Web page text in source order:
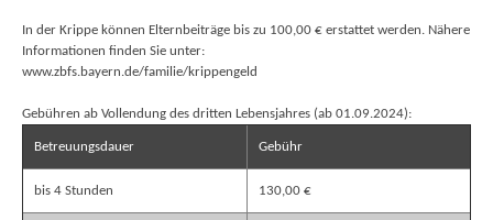
In der Krippe können Elternbeiträge bis zu 100,00 € erstattet werden. Nähere
Informationen finden Sie unter:
www.zbfs.bayern.de/familie/krippengeld
Gebühren ab Vollendung des dritten Lebensjahres (ab 01.09.2024):
Betreuungsdauer Gebühr
bis 4 Stunden 130,00 €